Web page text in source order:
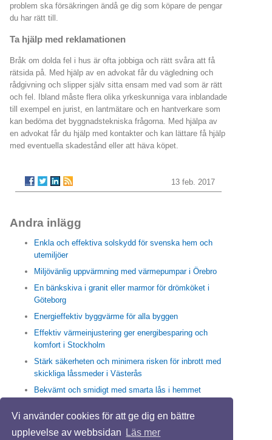
Vi använder cookies för att ge dig en bättre
upplevelse av webbsidan
Läs mer
problem ska försäkringen ändå ge dig som köpare de pengar
du har rätt till.
Ta hjälp med reklamationen
Bråk om dolda fel i hus är ofta jobbiga och rätt svåra att få
rätsida på. Med hjälp av en advokat får du vägledning och
rådgivning och slipper själv sitta ensam med vad som är rätt
och fel. Ibland måste flera olika yrkeskunniga vara inblandade
till exempel en jurist, en lantmätare och en hantverkare som
kan bedöma det byggnadstekniska frågorna. Med hjälpa av
en advokat får du hjälp med kontakter och kan lättare få hjälp
med eventuella skadestånd eller att häva köpet.
13 feb. 2017
Andra inlägg
Enkla och effektiva solskydd för svenska hem och
utemiljöer
Miljövänlig uppvärmning med värmepumpar i Örebro
En bänkskiva i granit eller marmor för drömköket i
Göteborg
Energieffektiv byggvärme för alla byggen
Effektiv värmeinjustering ger energibesparing och
komfort i Stockholm
Stärk säkerheten och minimera risken för inbrott med
skickliga låssmeder i Västerås
Bekvämt och smidigt med smarta lås i hemmet
Stockholm för friska rör och rent avlopp
Trappstädning i Stockholm skapar en trivsam vardag